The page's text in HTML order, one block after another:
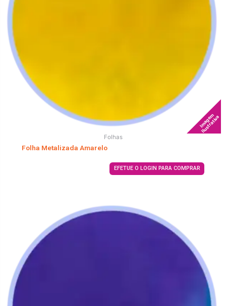
Imagem
Ilustrativa
Folhas
Folha Metalizada Amarelo
EFETUE O LOGIN PARA COMPRAR